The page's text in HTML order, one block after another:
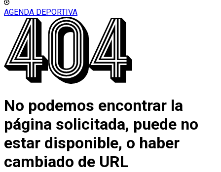
AGENDA DEPORTIVA
No podemos encontrar la
página solicitada, puede no
estar disponible, o haber
cambiado de URL